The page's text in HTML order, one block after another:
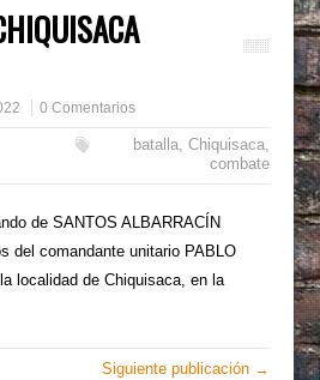
0 Comentarios
batalla, Chiquisaca,
combate
de SANTOS ALBARRACÍN
del comandante unitario PABLO
localidad de Chiquisaca, en la
Siguiente publicación →